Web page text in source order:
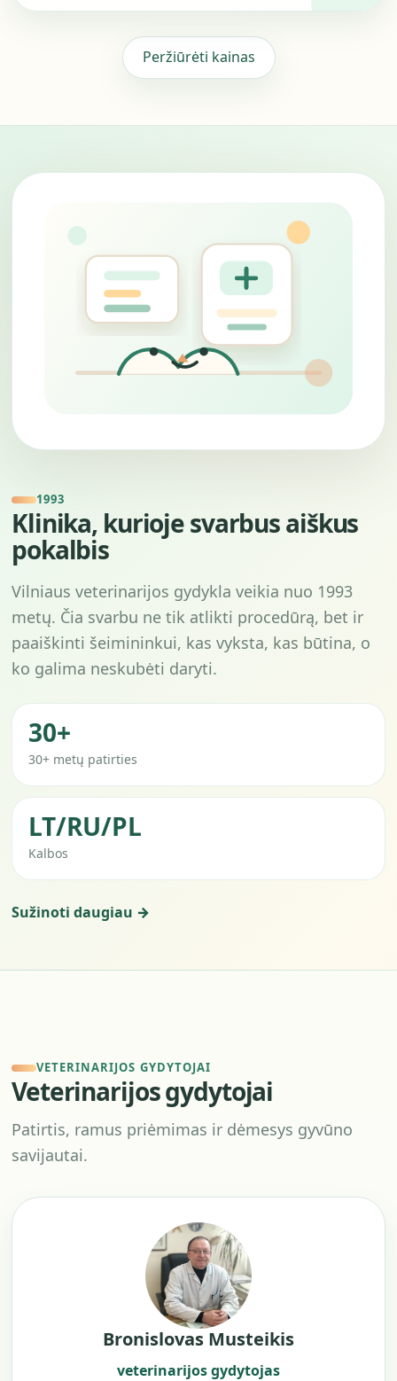
Peržiūrėti kainas
1993
Klinika, kurioje svarbus aiškus
pokalbis
Vilniaus veterinarijos gydykla veikia nuo 1993
metų. Čia svarbu ne tik atlikti procedūrą, bet ir
paaiškinti šeimininkui, kas vyksta, kas būtina, o
ko galima neskubėti daryti.
30+
30+ metų patirties
LT/RU/PL
Kalbos
Sužinoti daugiau →
VETERINARIJOS GYDYTOJAI
Veterinarijos gydytojai
Patirtis, ramus priėmimas ir dėmesys gyvūno
savijautai.
Bronislovas Musteikis
veterinarijos gydytojas